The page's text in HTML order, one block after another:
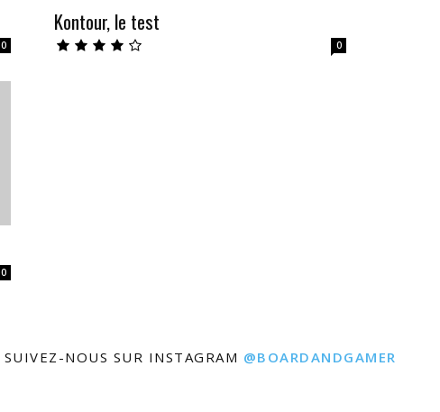
0
Kontour, le test
0
0
SUIVEZ-NOUS SUR INSTAGRAM @BOARDANDGAMER